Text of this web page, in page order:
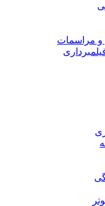
مراسمات